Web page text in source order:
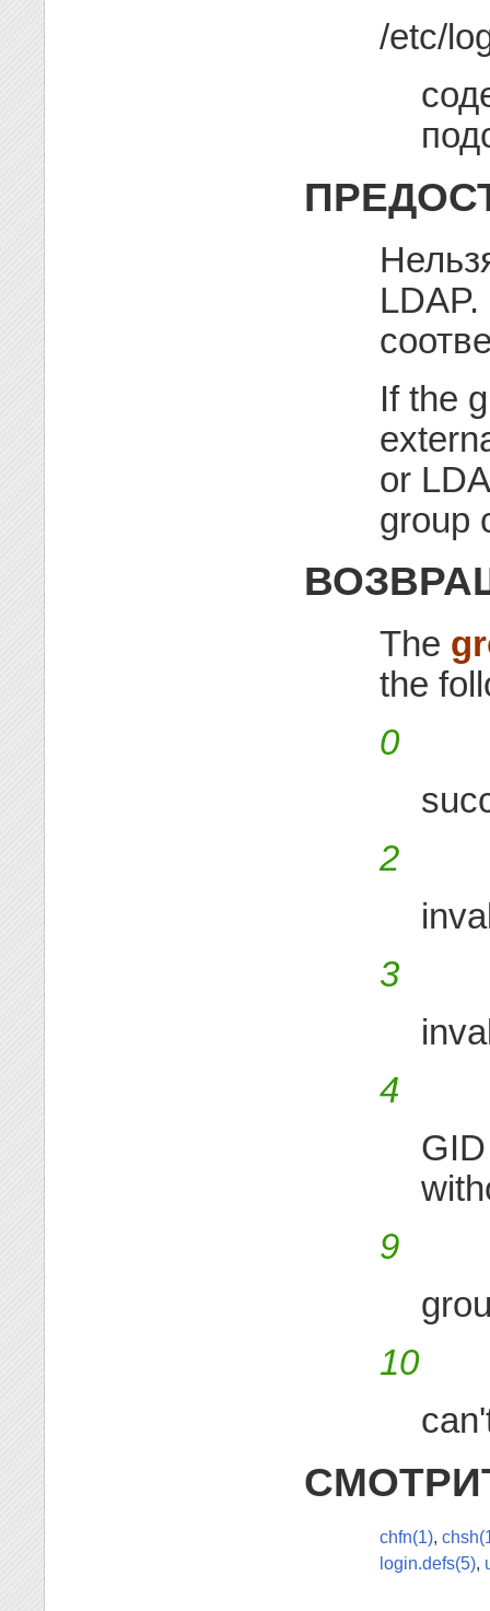
/etc/
If the
or
group
The
the
0
2
3
4
9
10
chfn(1),
login.defs(5),